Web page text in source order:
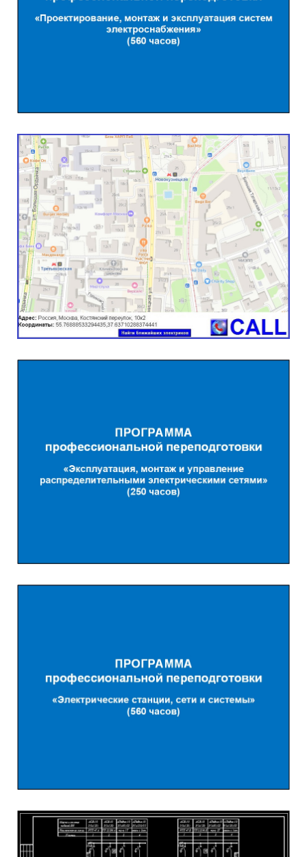
Обучение Подробнее...
Электрики Подробнее...
Обучение Подробнее...
Обучение Подробнее...